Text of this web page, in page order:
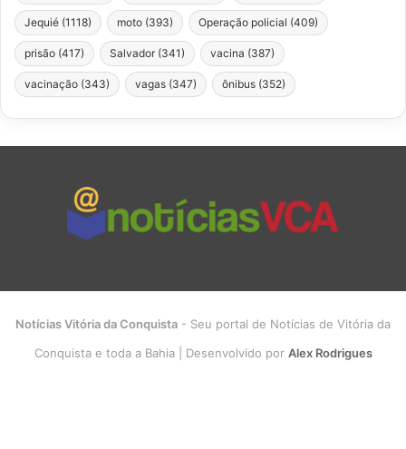
Jequié (1118) moto (393) Operação policial (409)
prisão (417) Salvador (341) vacina (387)
vacinação (343) vagas (347) ônibus (352)
Notícias Vitória da Conquista - Seu portal de Notícias de Vitória da
Conquista e toda a Bahia | Desenvolvido por Alex Rodrigues